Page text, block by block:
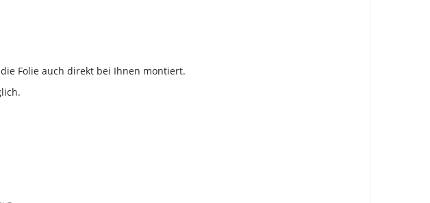
Folie auch direkt bei Ihnen montiert.